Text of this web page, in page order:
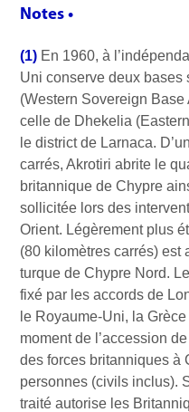
Notes •
(1) En 1960, à
Uni conserve deux bases
(Western Sovereign
celle de Dhekelia
le district de Larnaca.
carrés, Akrotiri abrite le
britannique de Chypre
sollicitée lors des
Orient. Légèrement plus
(80 kilomètres carrés) est
turque de Chypre Nord.
fixé par les accords de
le Royaume-Uni, la
moment de l’accession
des forces britanniques à
personnes (civils inclus).
traité autorise les